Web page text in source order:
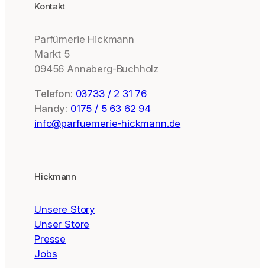
Kontakt
Parfümerie Hickmann
Markt 5
09456 Annaberg-Buchholz
Telefon: 03733 / 2 31 76
Handy: 0175 / 5 63 62 94
info@parfuemerie-hickmann.de
Hickmann
Unsere Story
Unser Store
Presse
Jobs